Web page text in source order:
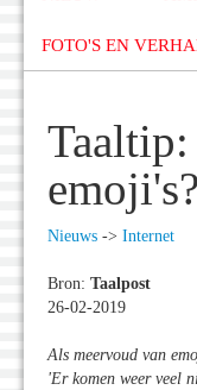
FOTO'S EN
emoji's?
Nieuws -> Internet
Bron: Taalpost
26-02-2019
Als meervoud van
'Er komen weer veel